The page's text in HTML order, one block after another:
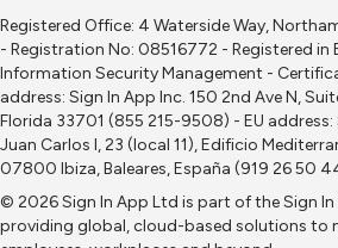
Registered Office: 4 Waterside Way,
- Registration No: 08516772 - Registered in
Information Security Management -
address: Sign In App Inc. 150 2nd Ave N,
Florida 33701 (855 215-9508) - EU address:
Juan Carlos I, 23 (local 11), Edificio
07800 Ibiza, Baleares, España (919 26 50
© 2026 Sign In App Ltd is part of theSign
providing global, cloud-based solutions to